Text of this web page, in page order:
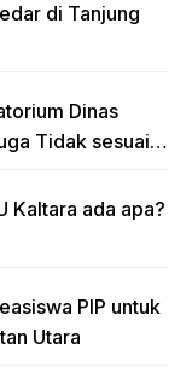
di Tanjung
Dinas
Tidak sesuai
Kaltara ada apa?
PIP untuk
Utara